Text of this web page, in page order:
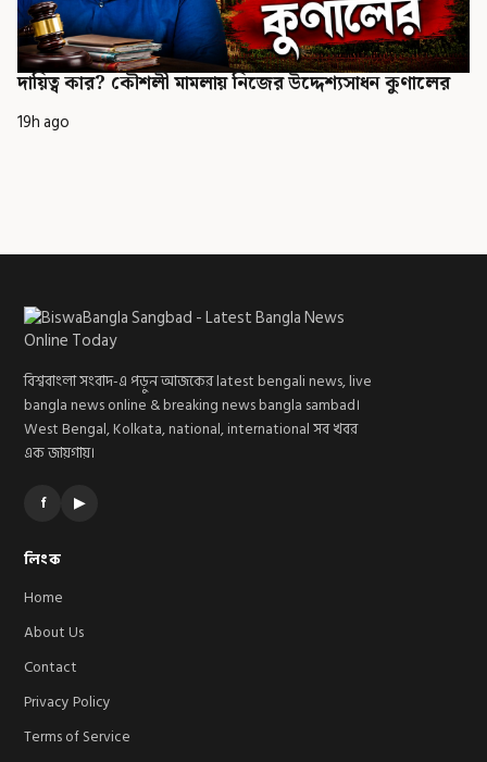
দায়িত্ব কার? কৌশলী মামলায় নিজের উদ্দেশ্যসাধন কুণালের
19h ago
বিশ্ববাংলা সংবাদ-এ পড়ুন আজকের latest bengali news, live
bangla news online & breaking news bangla sambad।
West Bengal, Kolkata, national, international সব খবর
এক জায়গায়।
f ▶
লিংক
Home
About Us
Contact
Privacy Policy
Terms of Service